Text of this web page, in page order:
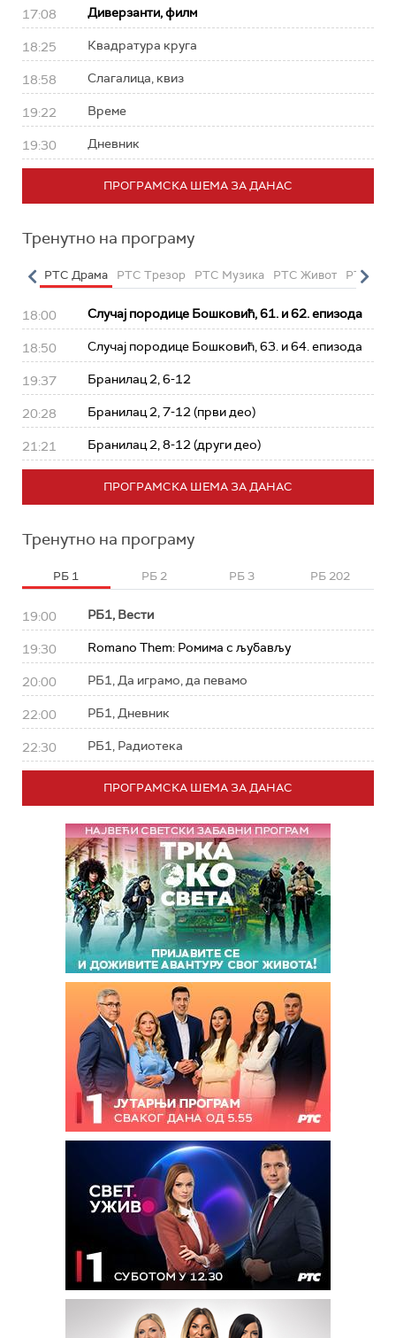
17:08 Диверзанти, филм
18:25 Квадратура круга
18:58 Слагалица, квиз
19:22 Време
19:30 Дневник
ПРОГРАМСКА ШЕМА ЗА ДАНАС
Тренутно на програму
РТС Драма РТС Трезор РТС Музика РТС Живот РТС
18:00 Случај породице Бошковић, 61. и 62. епизода
18:50 Случај породице Бошковић, 63. и 64. епизода
19:37 Бранилац 2, 6-12
20:28 Бранилац 2, 7-12 (први део)
21:21 Бранилац 2, 8-12 (други део)
ПРОГРАМСКА ШЕМА ЗА ДАНАС
Тренутно на програму
РБ 1 РБ 2 РБ 3 РБ 202
19:00 РБ1, Вести
19:30 Romano Them: Ромима с љубављу
20:00 РБ1, Да играмо, да певамо
22:00 РБ1, Дневник
22:30 РБ1, Радиотека
ПРОГРАМСКА ШЕМА ЗА ДАНАС